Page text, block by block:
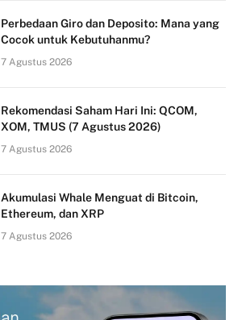
Perbedaan Giro dan Deposito: Mana yang
Cocok untuk Kebutuhanmu?
7 Agustus 2026
Rekomendasi Saham Hari Ini: QCOM,
XOM, TMUS (7 Agustus 2026)
7 Agustus 2026
Akumulasi Whale Menguat di Bitcoin,
Ethereum, dan XRP
7 Agustus 2026